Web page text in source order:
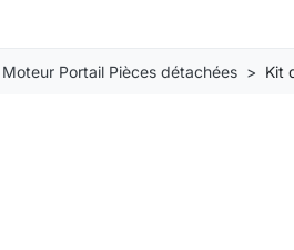
Moteur Portail Pièces détachées Kit